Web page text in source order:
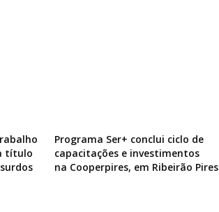
título
Programa Ser+ conclui ciclo de
capacitações e investimentos
na Cooperpires, em Ribeirão Pires